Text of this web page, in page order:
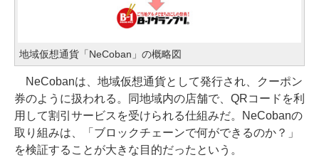
地域仮想通貨「NeCoban」の概略図
NeCobanは、地域仮想通貨として発行され、クーポン
券のように扱われる。同地域内の店舗で、QRコードを利
用して割引サービスを受けられる仕組みだ。NeCobanの
取り組みは、「ブロックチェーンで何ができるのか？」
を検証することが大きな目的だったという。